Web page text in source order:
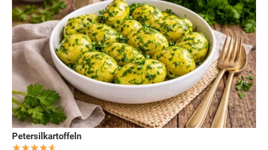
Petersilkartoffeln